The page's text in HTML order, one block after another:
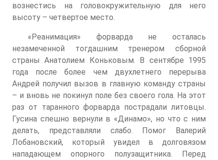
вознестись на головокружительную для него
высоту – четвертое место.
«Реанимация» форварда не осталась
незамеченной тогдашним тренером сборной
страны Анатолием Коньковым. В сентябре 1995
года после более чем двухлетнего перерыва
Андрей получил вызов в главную команду страны
– и вновь не покинул поле без своего гола. На этот
раз от таранного форварда пострадали литовцы.
Гусина спешно вернули в «Динамо», но что с ним
делать, представляли слабо. Помог Валерий
Лобановский, который увидел в долговязом
нападающем опорного полузащитника. Перед